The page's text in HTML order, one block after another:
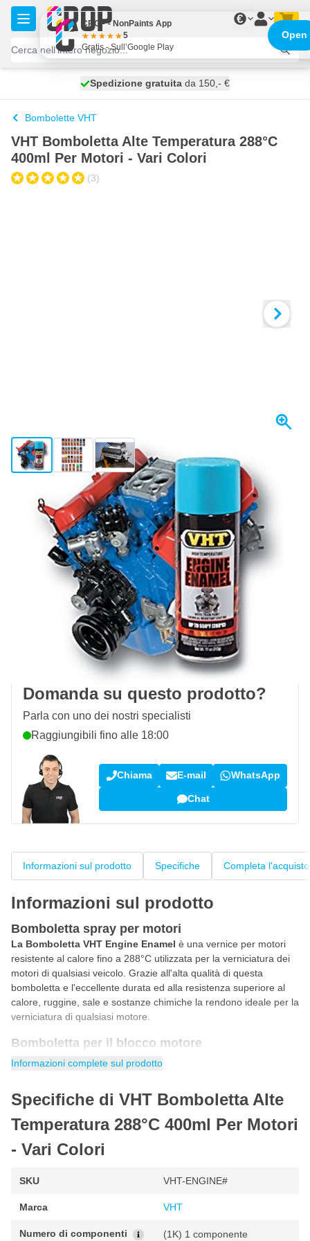
Salta al contenuto
€
spedito oggi
Spedizione gratuita da 150,- €
100 giorni
Bombolette VHT
VHT Bomboletta Alte Temperatura 288°C
400ml Per Motori - Vari Colori
(3)
View larger imageView larger imageView larger image
Spedito oggi
26,72€ incl. IVA
Scegli il tuo colore
Ordina entro le 22:59,spedito oggi
Spedizione gratuitada 150,- €
per resi & cambi
Recensioni dei clienti:4,58/5(7.096 recensioni)
Domanda su questo prodotto?
Parla con uno dei nostri specialisti
Raggiungibili fino alle 18:00
Chiama E-mail WhatsApp
Chat
Informazioni sul prodotto Specifiche Completa l'acquisto
Informazioni sul prodotto
Bomboletta spray per motori
La Bomboletta VHT Engine Enamel è una vernice per motori
resistente al calore fino a 288°C utilizzata per la verniciatura dei
motori di qualsiasi veicolo. Grazie all'alta qualità di questa
bomboletta e l'eccellente durata ed alla resistenza superiore al
calore, ruggine, sale e sostanze chimiche la rendono ideale per la
verniciatura di qualsiasi motore.
Bomboletta per il blocco motore
La bomboletta VHT Engine Enamel contiene una speciale
gradi Celsius, questa vernice tollera il calore del motore
rimanendo sempre bello lucido per molto tempo! Grazie alla sua
alta qualità l'utilizzo di questo spray professionale farà apparire il
vostro motore unico e nuovo per molto tempo!
Rimuovere la vernice allentata e la ruggine. Pulire
Spruzzare la superficie con il primer
Informazioni complete sul prodotto
Specifiche di VHT Bomboletta Alte
Temperatura 288°C 400ml Per Motori
- Vari Colori
SKU VHT-ENGINE#
Marca VHT
Numero di componenti (1K) 1 componente
CROP - NonPaints App
5
Gratis - Sull’Google Play
Open